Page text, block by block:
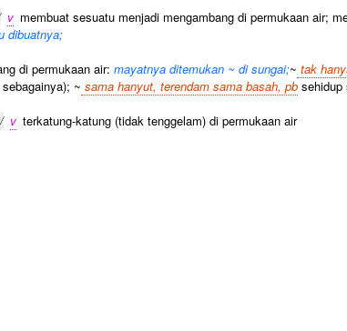
v membuat sesuatu menjadi mengambang di permukaan air;
dibuatnya;
di permukaan air: mayatnya ditemukan ~ di sungai;~ tak
~ sama hanyut, terendam sama basah, pb sehidup
v terkatung-katung (tidak tenggelam) di permukaan air